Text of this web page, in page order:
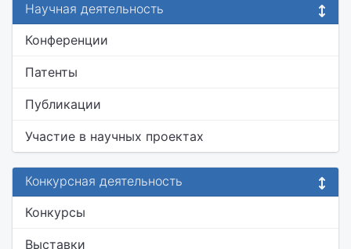
Научная деятельность
Конференции
Патенты
Публикации
Участие в научных проектах
Конкурсная деятельность
Конкурсы
Выставки